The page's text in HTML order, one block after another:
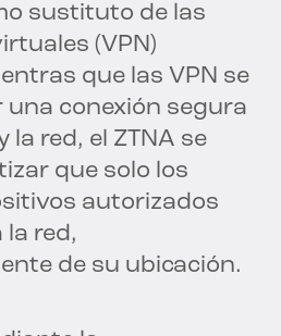
sustituto de las
(VPN)
que las VPN se
una conexión segura
la red, el ZTNA se
que solo los
autorizados
red,
de su ubicación.